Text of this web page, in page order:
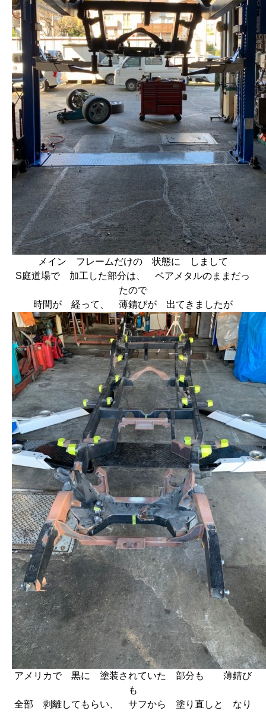
メイン フレームだけの 状態に しまして
S庭道場で 加工した部分は、 ベアメタルのままだっ
たので
時間が 経って、 薄錆びが 出てきましたが
アメリカで 黒に 塗装されていた 部分も 薄錆び
も
全部 剥離してもらい、 サフから 塗り直しと なり